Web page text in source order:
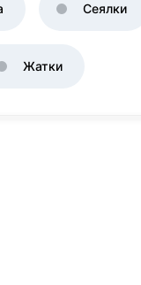
Сеялки
Жатки